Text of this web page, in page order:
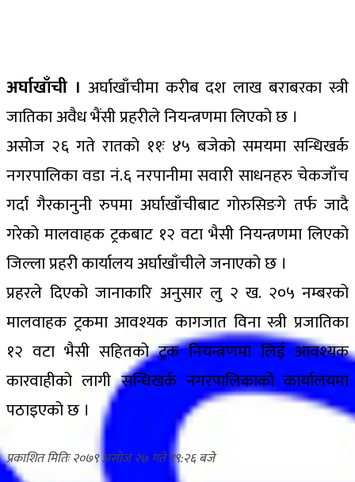
अर्घाखाँची । अर्घाखाँचीमा करीब दश लाख बराबरका स्त्री
जातिका अवैध भैंसी प्रहरीले नियन्त्रणमा लिएको छ ।
असोज २६ गते रातको ११ः ४५ बजेको समयमा सन्धिखर्क
नगरपालिका वडा नं.६ नरपानीमा सवारी साधनहरु चेकजाँच
गर्दा गैरकानुनी रुपमा अर्घाखाँचीबाट गोरुसिङगे तर्फ जादै
गरेको मालवाहक ट्रकबाट १२ वटा भैसी नियन्त्रणमा लिएको
जिल्ला प्रहरी कार्यालय अर्घाखाँचीले जनाएको छ ।
प्रहरले दिएको जानाकारि अनुसार लु २ ख. २०५ नम्बरको
मालवाहक ट्रकमा आवश्यक कागजात विना स्त्री प्रजातिका
१२ वटा भैसी सहितको ट्रक नियन्त्रणमा लिई आवश्यक
कारवाहीको लागी सन्धिखर्क नगरपालिकाको कार्यालयमा
पठाइएको छ ।
२०७९ असोज २७ गते १९:२६